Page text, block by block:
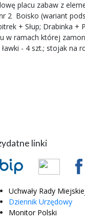
placu zabaw z
2  Boisko (wariant
+ Słup; Drabinka +
w ramach której
- 4 szt.; stojak na
linki
Uchwały Rady
Dziennik Urzędowy
Monitor Polski